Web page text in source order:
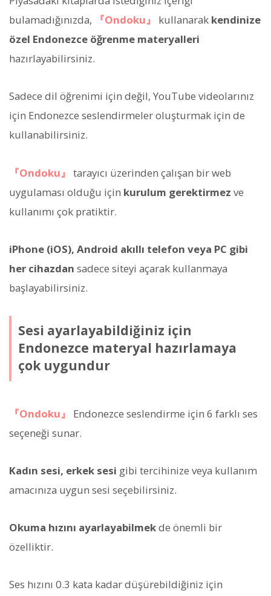
bulamadığınızda,
『Ondoku』 kullanarak kendinize
özel Endonezce öğrenme materyalleri
hazırlayabilirsiniz.
Sadece dil öğrenimi için değil, YouTube videolarınız
için Endonezce seslendirmeler oluşturmak için de
kullanabilirsiniz.
『Ondoku』 tarayıcı üzerinden çalışan bir web
uygulaması olduğu için kurulum gerektirmez ve
kullanımı çok pratiktir.
iPhone (iOS), Android akıllı telefon veya PC gibi
her cihazdan sadece siteyi açarak kullanmaya
başlayabilirsiniz.
Sesi ayarlayabildiğiniz için
Endonezce materyal hazırlamaya
çok uygundur
『Ondoku』
Endonezce seslendirme için 6 farklı ses
seçeneği sunar.
Kadın sesi, erkek sesi gibi tercihinize veya kullanım
amacınıza uygun sesi seçebilirsiniz.
Okuma hızını ayarlayabilmekde önemli bir
özelliktir.
Ses hızını 0.3 kata kadar düşürebildiğiniz için